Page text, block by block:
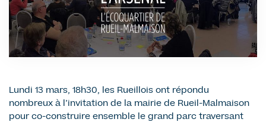
Lundi 13 mars, 18h30, les Rueillois ont répondu
nombreux à l’invitation de la mairie de Rueil-Malmaison
pour co-construire ensemble le grand parc traversant